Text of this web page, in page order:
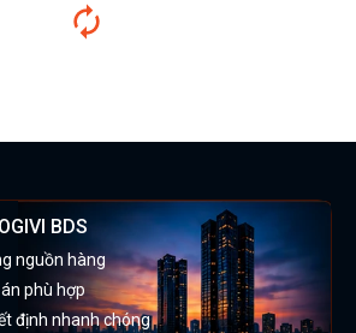
BDS
nguồn hàng
phù hợp
định nhanh chóng